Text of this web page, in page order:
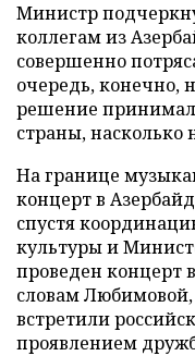
Министр
коллегам из
совершенно
очередь, конечно,
решение
страны, насколько
На границе
концерт в
спустя
культуры и
проведен концерт
словам
встретили
проявлением